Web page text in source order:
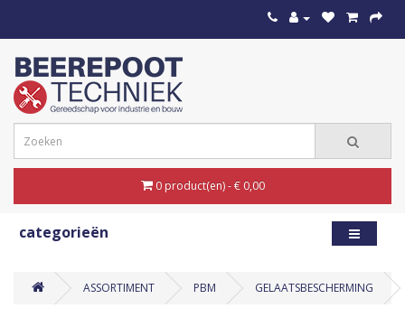
0 product(en) - € 0,00
categorieën
ASSORTIMENT PBM GELAATSBESCHERMING